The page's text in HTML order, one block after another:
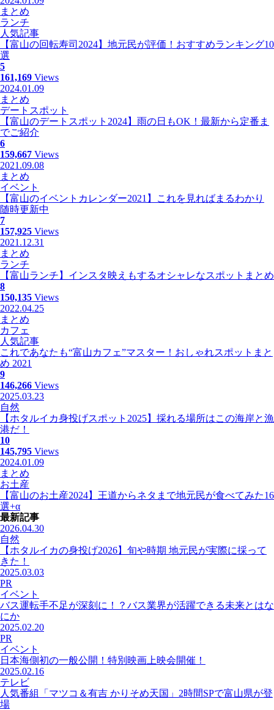
まとめ
ランチ
人気記事
【富山の回転寿司2024】地元民が評価！おすすめランキング10
選
5
161,169 Views
2024.01.09
まとめ
デートスポット
【富山のデートスポット2024】雨の日もOK！最新から定番ま
でご紹介
6
159,667 Views
2021.09.08
まとめ
イベント
【富山のイベントカレンダー2021】これを見ればまるわかり
随時更新中
7
157,925 Views
2021.12.31
まとめ
ランチ
【富山ランチ】インスタ映えもするオシャレなスポットまとめ
8
150,135 Views
2022.04.25
まとめ
カフェ
人気記事
これであなたも“富山カフェ”マスター！おしゃれスポットまと
め 2021
9
146,266 Views
2025.03.23
自然
【ホタルイカ身投げスポット2025】採れる場所はこの海岸と漁
港だ！
10
145,795 Views
2024.01.09
まとめ
お土産
【富山のお土産2024】王道からネタまで地元民が食べてみた16
選+α
最新記事
2026.04.30
自然
【ホタルイカの身投げ2026】旬や時期 地元民が実際に採って
きた！
2025.03.03
PR
イベント
バス運転手不足が深刻に！？バス業界が活躍できる未来とはな
にか
2025.02.20
PR
イベント
日本海側初の一般公開！特別映画上映会開催！
2025.02.16
テレビ
人気番組「マツコ＆有吉 かりそめ天国」2時間SPで富山県が登
場